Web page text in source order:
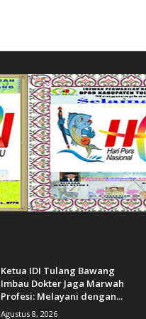
Ketua IDI Tulang Bawang
Imbau Dokter Jaga Marwah
Profesi: Melayani dengan...
Agustus 8, 2026